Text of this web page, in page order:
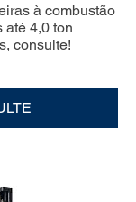
à combustão
até 4,0 ton
consulte!